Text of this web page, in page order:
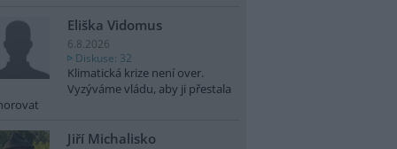
Eliška Vidomus
6.8.2026
Diskuse: 32
Klimatická krize není over.
Vyzýváme vládu, aby ji přestala
Jiří Michalisko